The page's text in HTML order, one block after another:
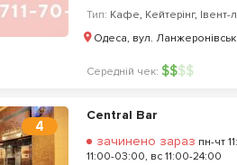
Тип: Кафе, Кейтерінг, Івент-
Одеса, вул.
Середній чек: $$$$
4
Central Bar
зачинено зараз пн-чт
11:00-03:00, вс 11:00-24:00